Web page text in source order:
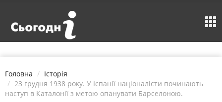
Головна
Історія
23 грудня 1938 року. У Іспанії націоналісти починають
наступ в Каталонії з метою опанувати Барселоною.